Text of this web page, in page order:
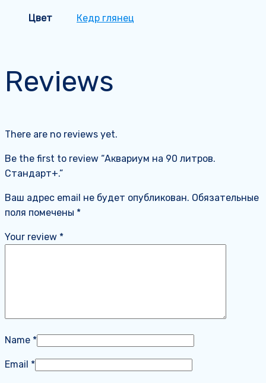
Цвет Кедр глянец
Reviews
There are no reviews yet.
Be the first to review “Аквариум на 90 литров.
Стандарт+.”
Ваш адрес email не будет опубликован. Обязательные
поля помечены *
Your review *
Name *
Email *